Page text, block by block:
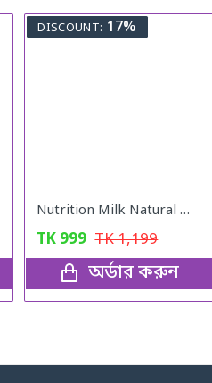
DISCOUNT: 17%
Nutrition Milk Natural Weight Gain Formula
TK 999 TK1,199
অর্ডার করুন